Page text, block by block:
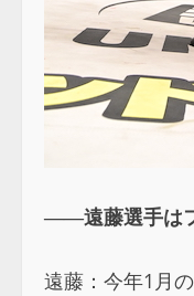
――遠藤選手はフ
遠藤：今年1月